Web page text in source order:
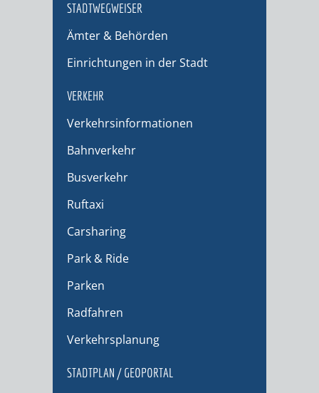
STADTWEGWEISER
Ämter & Behörden
Einrichtungen in der Stadt
VERKEHR
Verkehrsinformationen
Bahnverkehr
Busverkehr
Ruftaxi
Carsharing
Park & Ride
Parken
Radfahren
Verkehrsplanung
STADTPLAN / GEOPORTAL